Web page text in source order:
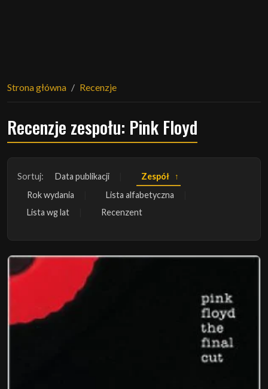
Strona główna Recenzje
Recenzje zespołu: Pink Floyd
Sortuj: Data publikacji
Zespół
Rok wydania
Lista alfabetyczna
Lista wg lat
Recenzent